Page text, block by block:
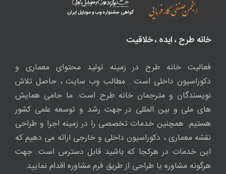
خانه طرح ، ایده ، خلاقیت
فعالیت خانه طرح در زمینه تولید محتوای معماری و
دکوراسیون داخلی است . مطالب وب سایت ، حاصل تلاش
نویسندگان و مترجمان خانه طرح است. ما حامی همایش
های ملی و بین المللی در جهت رشد و توسعه علمی کشور
هستیم. همچنین خدمات تخصصی را در زمینه اجرا و طراحی
نقشه معماری ، دکوراسیون داخلی و خارجی ارائه می دهیم که
این خدمات در هرکجا که باشید قابل دسترس است. جهت
هرگونه مشاوره یا طراحی از طریق فرم مشاوره اقدام نمایید.